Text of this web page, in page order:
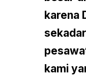
karena
kami